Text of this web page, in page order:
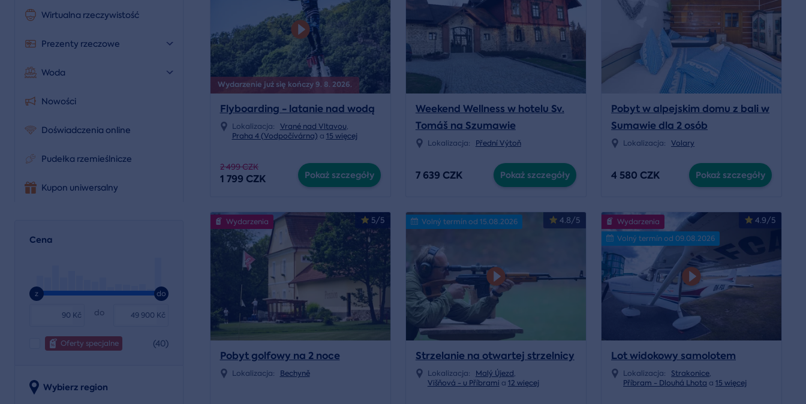
Wirtualna rzeczywistość
Prezenty rzeczowe
Woda
Nowości
Doświadczenia online
Pudełka rzemieślnicze
Kupon uniwersalny
Cena
z do
Kč Kč
do
Oferty specjalne (40)
Wybierz region
Wydarzenie już się kończy 9. 8. 2026.
Flyboarding - latanie nad wodą
Lokalizacja: Vrané nad Vltavou,
Praha 4 (Vodpočívárna) a 15 więcej
2 499 CZK
1 799 CZK Pokaż szczegóły
Weekend Wellness w hotelu Sv.
Tomáš na Szumawie
Lokalizacja: Přední Výtoň
7 639 CZK Pokaż szczegóły
Pobyt w alpejskim domu z bali w
Sumawie dla 2 osób
Lokalizacja: Volary
4 580 CZK Pokaż szczegóły
5/5
Wydarzenia
Pobyt golfowy na 2 noce
Lokalizacja: Bechyně
4.8/5
Volný termín od 15.08.2026
Strzelanie na otwartej strzelnicy
Lokalizacja: Malý Újezd,
Višňová - u Příbrami a 12 więcej
4.9/5
Wydarzenia
Volný termín od 09.08.2026
Lot widokowy samolotem
Lokalizacja: Strakonice,
Příbram - Dlouhá Lhota a15 więcej